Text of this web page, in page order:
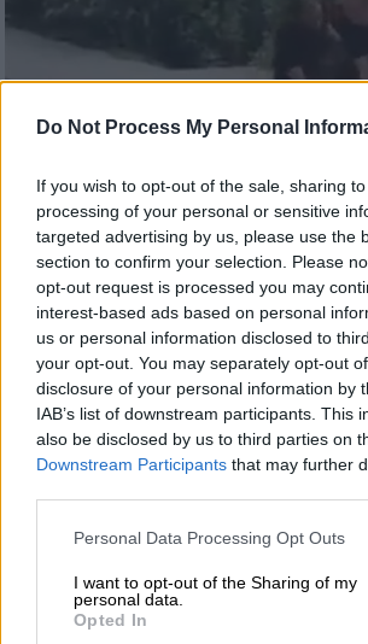
Do Not Process My Personal
If you wish to opt-out of the sale, sharing
processing of your personal or sensitive
targeted advertising by us, please use the
section to confirm your selection. Please
opt-out request is processed you may
interest-based ads based on personal
us or personal information disclosed to
your opt-out. You may separately opt-out
disclosure of your personal information by
IAB’s list of downstream participants. This
also be disclosed by us to third parties on
Downstream Participants that may further
Please note that this website/app uses one
not limited to your visit or usage behaviour.
grant or deny consent to Google and its
use your data for below specified purposes
Personal Data Processing Opt Outs
I want to opt-out of the Sharing of my
personal data.
Opted In
Κόσμος|08.10.2024 12:16
Βαρκελώνη: Οργή για τον
χαστούκισε κοριτσάκι ενός
Δείτε το βίντεο
Ο άνδρας φαίνεται να
οικογένεια των τουριστών
χτυπά το παιδί